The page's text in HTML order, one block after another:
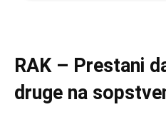
RAK – Prestani
druge na